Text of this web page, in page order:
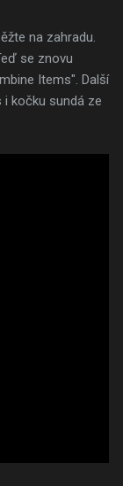
na zahradu.
se znovu
Items". Další
i kočku sundá ze